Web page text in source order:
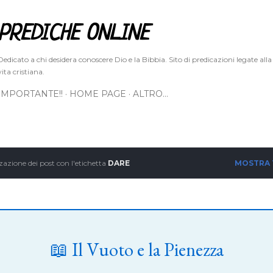
ONLINE
a chi desidera conoscere Dio e la Bibbia. Sito di predicazioni legate alla
cristiana.
HOME PAGE ALTRO…
dei post con l'etichetta DARE MOSTRA
📖 Il Vuoto e la Pienezza